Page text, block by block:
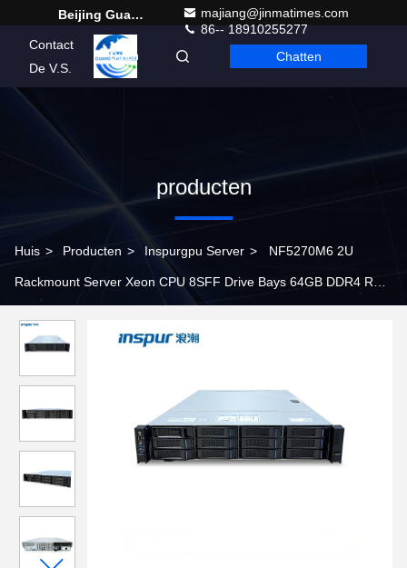
Beijing Guangtian Runze Technology Co., Ltd.
majiang@jinmatimes.com
86-- 18910255277
Contact
De V.S.
Dutch Chatten
producten
Huis > Producten > Inspurgpu Server > NF5270M6 2U
Rackmount Server Xeon CPU 8SFF Drive Bays 64GB DDR4 RAM